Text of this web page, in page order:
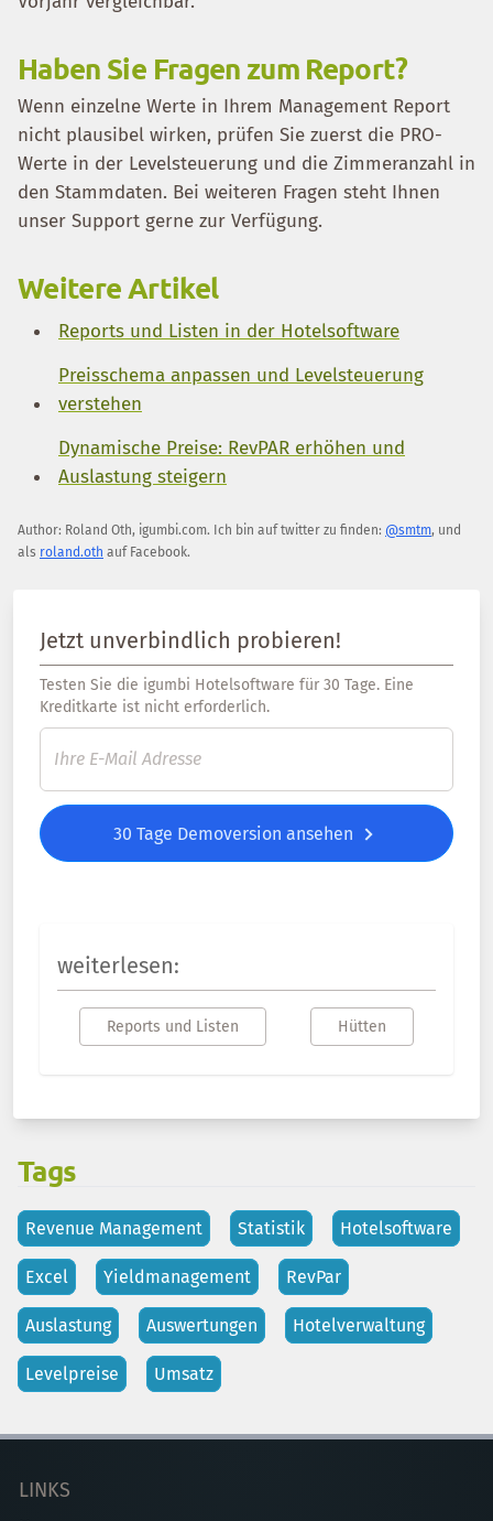
Haben Sie Fragen zum Report?
Wenn einzelne Werte in Ihrem Management Report
nicht plausibel wirken, prüfen Sie zuerst die PRO-
Werte in der Levelsteuerung und die Zimmeranzahl in
den Stammdaten. Bei weiteren Fragen steht Ihnen
unser Support gerne zur Verfügung.
Weitere Artikel
Reports und Listen in der Hotelsoftware
Preisschema anpassen und Levelsteuerung
verstehen
Dynamische Preise: RevPAR erhöhen und
Auslastung steigern
Author: Roland Oth, igumbi.com. Ich bin auf twitter zu finden: @smtm, und
als roland.oth auf Facebook.
Jetzt unverbindlich probieren!
Testen Sie die igumbi Hotelsoftware für 30 Tage. Eine
Kreditkarte ist nicht erforderlich.
30 Tage Demoversion ansehen
weiterlesen:
Reports und Listen Hütten
Tags
Revenue Management Statistik Hotelsoftware
Excel Yieldmanagement RevPar
Auslastung Auswertungen Hotelverwaltung
Levelpreise Umsatz
LINKS